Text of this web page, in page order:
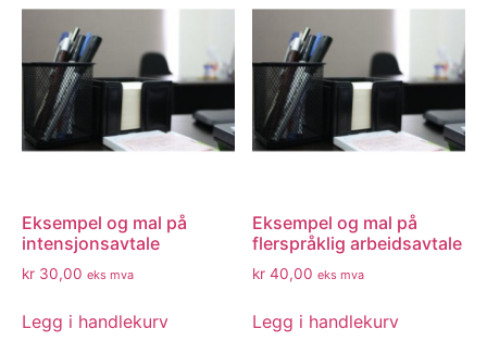
Eksempel og mal på
intensjonsavtale
kr 30,00 eks mva
Legg i handlekurv
Eksempel og mal på
flerspråklig arbeidsavtale
kr 40,00 eks mva
Legg i handlekurv